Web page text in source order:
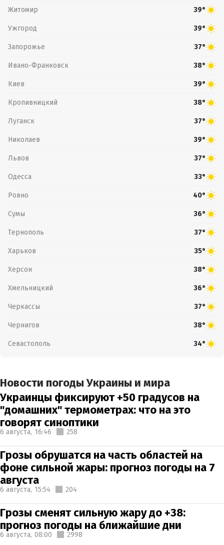
Житомир 39°
Ужгород 39°
Запорожье 37°
Ивано-Франковск 38°
Киев 39°
Кропивницкий 38°
Луганск 37°
Николаев 39°
Львов 37°
Одесса 33°
Ровно 40°
Сумы 36°
Тернополь 37°
Харьков 35°
Херсон 38°
Хмельницкий 36°
Черкассы 37°
Чернигов 38°
Севастополь 34°
Новости погоды Украины и мира
Украинцы фиксируют +50 градусов на
"домашних" термометрах: что на это
говорят синоптики
6 августа, 16:46 258
Грозы обрушатся на часть областей на
фоне сильной жары: прогноз погоды на 7
августа
6 августа, 15:54 204
Грозы сменят сильную жару до +38:
прогноз погоды на ближайшие дни
6 августа, 08:00 2998